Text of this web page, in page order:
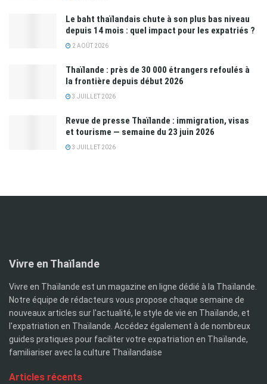
Le baht thaïlandais chute à son plus bas niveau
depuis 14 mois : quel impact pour les expatriés ?
2 AOÛT 2026
Thaïlande : près de 30 000 étrangers refoulés à
la frontière depuis début 2026
3 JUILLET 2026
Revue de presse Thaïlande : immigration, visas
et tourisme — semaine du 23 juin 2026
3 JUILLET 2026
Vivre en Thaïlande
Vivre en Thaïlande est un magazine en ligne dédié à la Thaïlande.
Notre équipe de rédacteurs vous propose chaque semaine de
nouveaux articles sur l'actualité, le style de vie en Thaïlande, et
l'expatriation en Thaïlande. Accédez également à de nombreux
guides pratiques pour faciliter votre expatriation en Thaïlande,
familiariser avec la culture Thaïlandaise
Articles récents